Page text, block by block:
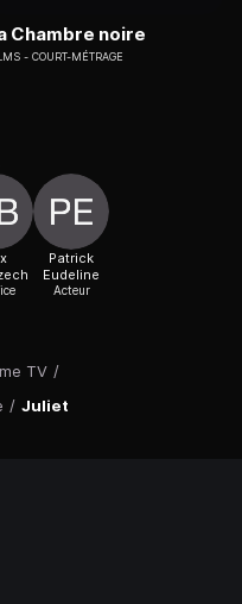
TV /
/ Juliet
Chambre noire
COURT-MÉTRAGE
Patrick
Eudeline
Acteur